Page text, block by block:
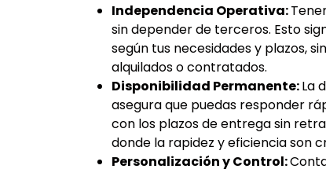
Independencia Operativa:
sin depender de terceros. Esto
según tus necesidades y plazos,
alquilados o contratados.
Disponibilidad Permanente:La
asegura que puedas responder
con los plazos de entrega sin
donde la rapidez y eficiencia son
Personalización y Control: